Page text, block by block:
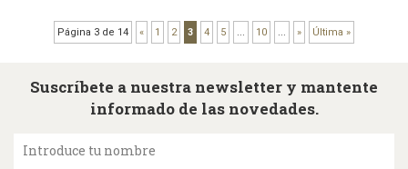
Página 3 de 14 « 1 2 3 4 5 ... 10 ... » Última »
Suscríbete a nuestra newsletter y mantente
informado de las novedades.
Introduce tu nombre